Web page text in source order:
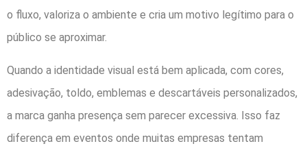
o fluxo, valoriza o ambiente e cria um motivo legítimo para o
público se aproximar.
Quando a identidade visual está bem aplicada, com cores,
adesivação, toldo, emblemas e descartáveis personalizados,
a marca ganha presença sem parecer excessiva. Isso faz
diferença em eventos onde muitas empresas tentam